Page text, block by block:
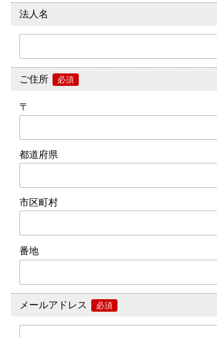
法人名
ご住所 必須
〒
都道府県
市区町村
番地
メールアドレス 必須